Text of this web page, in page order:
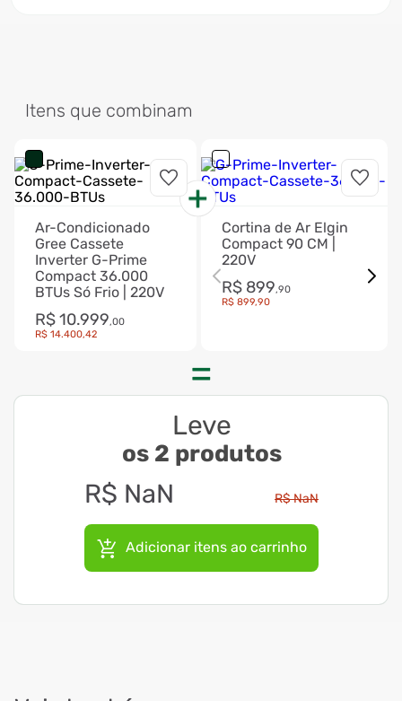
Itens que combinam
Ar-Condicionado
Gree Cassete
Inverter G-Prime
Compact 36.000
BTUs Só Frio | 220V
R$10.999,00
R$ 14.400,42
Cortina de Ar Elgin
Compact 90 CM |
220V
R$ 899,90
R$ 899,90
Leve
os 2 produtos
R$ NaN R$NaN
Adicionar itens ao carrinho